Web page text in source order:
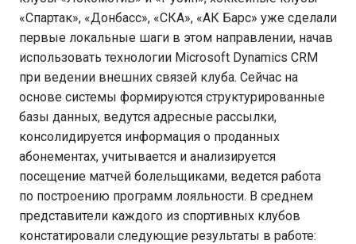
«Спартак», «Донбасс», «СКА», «АК Барс» уже сделали
первые локальные шаги в этом направлении, начав
использовать технологии Microsoft Dynamics CRM
при ведении внешних связей клуба. Сейчас на
основе системы формируются структурированные
базы данных, ведутся адресные рассылки,
консолидируется информация о проданных
абонементах, учитывается и анализируется
посещение матчей болельщиками, ведется работа
по построению программ лояльности. В среднем
представители каждого из спортивных клубов
констатировали следующие результаты в работе: